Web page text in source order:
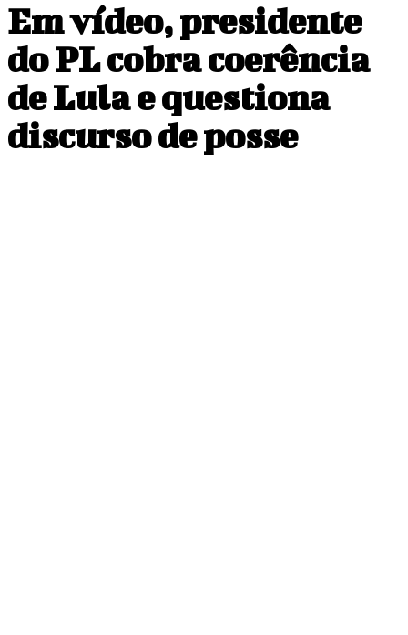
Em vídeo, presidente
do PL cobra coerência
de Lula e questiona
discurso de posse